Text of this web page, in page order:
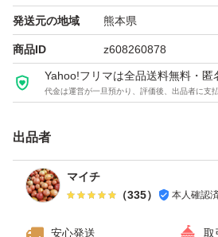
ご購入されて１週間待たせる場合
そこは、ご了承下さい
・大量にトマトを使用したい
発送元の地域 熊本県
商品ID z608260878
Yahoo!フリマは全品送料無料・匿
代金は運営が一旦預かり、評価後、出品者に支
出品者
マイチ
（335） 本人確認
安心発送 取